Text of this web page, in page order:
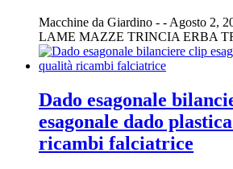
Macchine da Giardino - - Agosto 2,
LAME MAZZE TRINCIA ERBA
Dado esagonale
esagonale dado
ricambi falciatrice